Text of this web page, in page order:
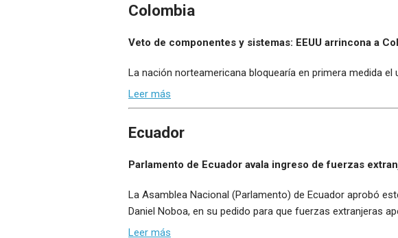
Colombia
Veto de componentes y sistemas: EEUU arrincona a
La nación norteamericana bloquearía en primera medida el
Leer más
Ecuador
Parlamento de Ecuador avala ingreso de fuerzas
La Asamblea Nacional (Parlamento) de Ecuador aprobó
Daniel Noboa, en su pedido para que fuerzas extranjeras
Leer más